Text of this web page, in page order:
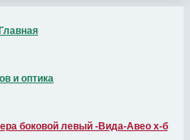
Главная
и оптика
боковой левый -Вида-Авео х-б